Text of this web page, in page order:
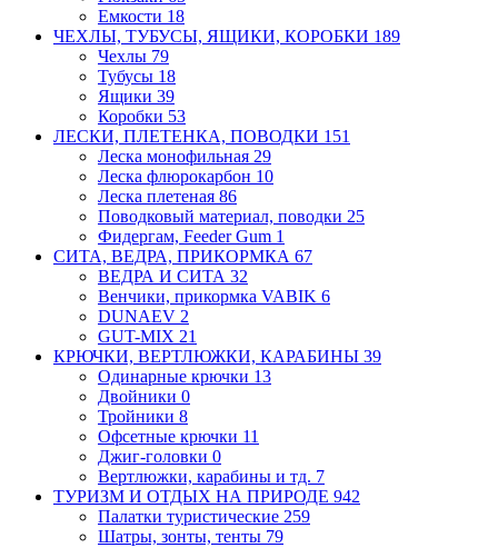
Емкости 18
ЧЕХЛЫ, ТУБУСЫ, ЯЩИКИ, КОРОБКИ 189
Чехлы 79
Тубусы 18
Ящики 39
Коробки 53
ЛЕСКИ, ПЛЕТЕНКА, ПОВОДКИ 151
Леска монофильная 29
Леска флюрокарбон 10
Леска плетеная 86
Поводковый материал, поводки 25
Фидергам, Feeder Gum 1
СИТА, ВЕДРА, ПРИКОРМКА 67
ВЕДРА И СИТА 32
Венчики, прикормка VABIK 6
DUNAEV 2
GUT-MIX 21
КРЮЧКИ, ВЕРТЛЮЖКИ, КАРАБИНЫ 39
Одинарные крючки 13
Двойники 0
Тройники 8
Офсетные крючки 11
Джиг-головки 0
Вертлюжки, карабины и тд. 7
ТУРИЗМ И ОТДЫХ НА ПРИРОДЕ 942
Палатки туристические 259
Шатры, зонты, тенты 79